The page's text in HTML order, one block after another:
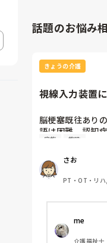
話題のお悩み
きょうの介護
視線入力装置
脳梗塞既往あり
語は困難。認知
のくらい理解し
の方にもほぼ毎
の方からお話し
たいと息子さん
で、施設などで
こなせるものな
家族 施設
さお
PT・OT・リ
me
介護福祉